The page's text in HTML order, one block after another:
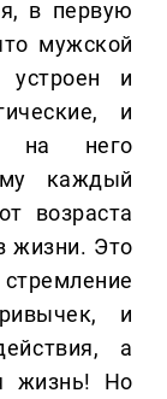
в первую
мужской
устроен и
и
на него
каждый
возраста
жизни. Это
и
а
жизнь! Но